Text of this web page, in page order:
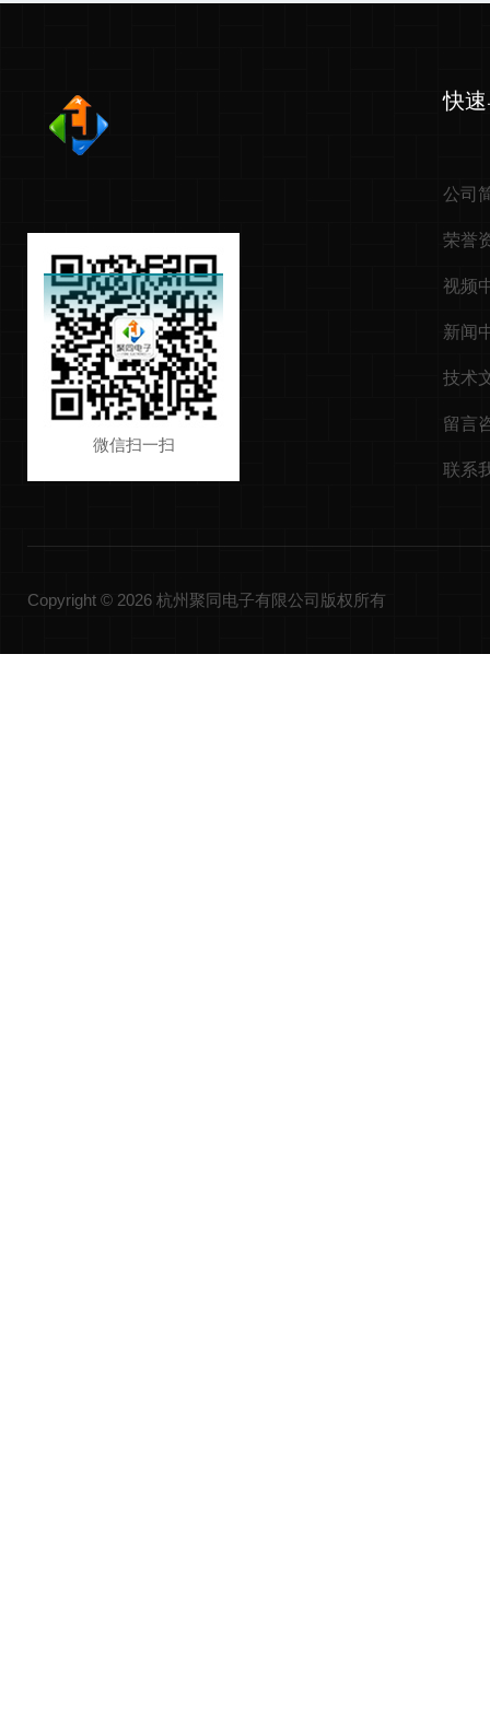
微信扫一扫
快
公司
荣誉
视频
新闻
技术
留言
联系
Copyright © 2026 杭州聚同电子有限公司版权所有